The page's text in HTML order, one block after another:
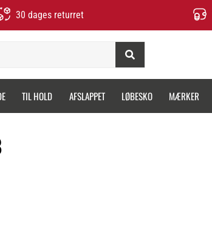
30 dages returret
TIL HOLD AFSLAPPET LØBESKO MÆRKER